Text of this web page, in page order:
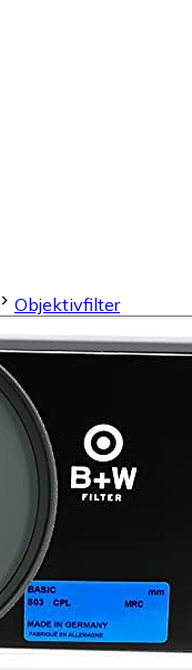
Objektivfilter